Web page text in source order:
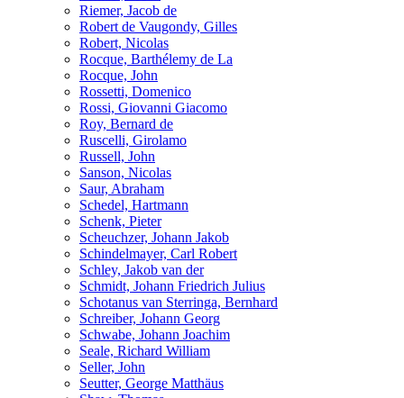
Riemer, Jacob de
Robert de Vaugondy, Gilles
Robert, Nicolas
Rocque, Barthélemy de La
Rocque, John
Rossetti, Domenico
Rossi, Giovanni Giacomo
Roy, Bernard de
Ruscelli, Girolamo
Russell, John
Sanson, Nicolas
Saur, Abraham
Schedel, Hartmann
Schenk, Pieter
Scheuchzer, Johann Jakob
Schindelmayer, Carl Robert
Schley, Jakob van der
Schmidt, Johann Friedrich Julius
Schotanus van Sterringa, Bernhard
Schreiber, Johann Georg
Schwabe, Johann Joachim
Seale, Richard William
Seller, John
Seutter, George Matthäus